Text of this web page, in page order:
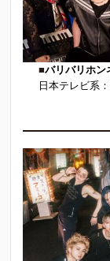
■バリバリホン
日本テレビ系